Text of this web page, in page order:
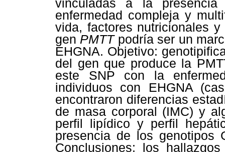
vinculadas a la
enfermedad compleja y
vida, factores nutricionales
gen PMTT podría ser un
EHGNA. Objetivo:
del gen que produce la
este SNP con la
individuos con EHGNA
encontraron diferencias
de masa corporal (IMC) y
perfil lipídico y perfil
presencia de los genotipos
Conclusiones: los